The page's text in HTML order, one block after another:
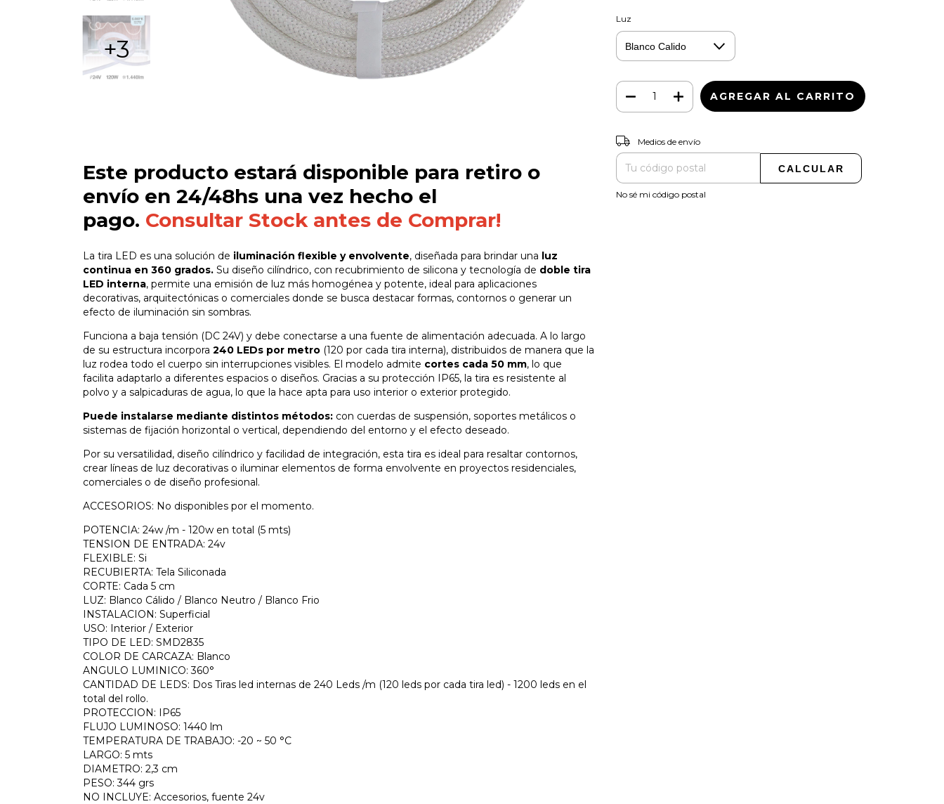
+3
Este producto estará disponible para retiro o
envío en 24/48hs una vez hecho el
pago. Consultar Stock antes de Comprar!
La tira LED es una solución de iluminación flexible y envolvente, diseñada para brindar una luz
continua en 360 grados. Su diseño cilíndrico, con recubrimiento de silicona y tecnología de doble tira
LED interna, permite una emisión de luz más homogénea y potente, ideal para aplicaciones
decorativas, arquitectónicas o comerciales donde se busca destacar formas, contornos o generar un
efecto de iluminación sin sombras.
Funciona a baja tensión (DC 24V) y debe conectarse a una fuente de alimentación adecuada. A lo largo
de su estructura incorpora 240 LEDs por metro (120 por cada tira interna), distribuidos de manera que la
luz rodea todo el cuerpo sin interrupciones visibles. El modelo admite cortes cada 50 mm, lo que
facilita adaptarlo a diferentes espacios o diseños. Gracias a su protección IP65, la tira es resistente al
polvo y a salpicaduras de agua, lo que la hace apta para uso interior o exterior protegido.
Puede instalarse mediante distintos métodos: con cuerdas de suspensión, soportes metálicos o
sistemas de fijación horizontal o vertical, dependiendo del entorno y el efecto deseado.
Por su versatilidad, diseño cilíndrico y facilidad de integración, esta tira es ideal para resaltar contornos,
crear líneas de luz decorativas o iluminar elementos de forma envolvente en proyectos residenciales,
comerciales o de diseño profesional.
ACCESORIOS: No disponibles por el momento.
POTENCIA: 24w /m - 120w en total (5 mts)
TENSION DE ENTRADA: 24v
FLEXIBLE: Si
RECUBIERTA: Tela Siliconada
CORTE: Cada 5 cm
LUZ: Blanco Cálido / Blanco Neutro / Blanco Frio
INSTALACION: Superficial
USO: Interior / Exterior
TIPO DE LED: SMD2835
COLOR DE CARCAZA: Blanco
ANGULO LUMINICO: 360°
CANTIDAD DE LEDS: Dos Tiras led internas de 240 Leds /m (120 leds por cada tira led) - 1200 leds en el
total del rollo.
PROTECCION: IP65
FLUJO LUMINOSO: 1440 lm
TEMPERATURA DE TRABAJO: -20 ~ 50 °C
LARGO: 5 mts
DIAMETRO: 2,3 cm
PESO: 344 grs
NO INCLUYE: Accesorios, fuente 24v
Luz
Entregas para el CP:
Medios de envío
CALCULAR
No sé mi código postal